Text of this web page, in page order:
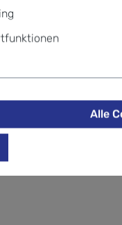
Alle